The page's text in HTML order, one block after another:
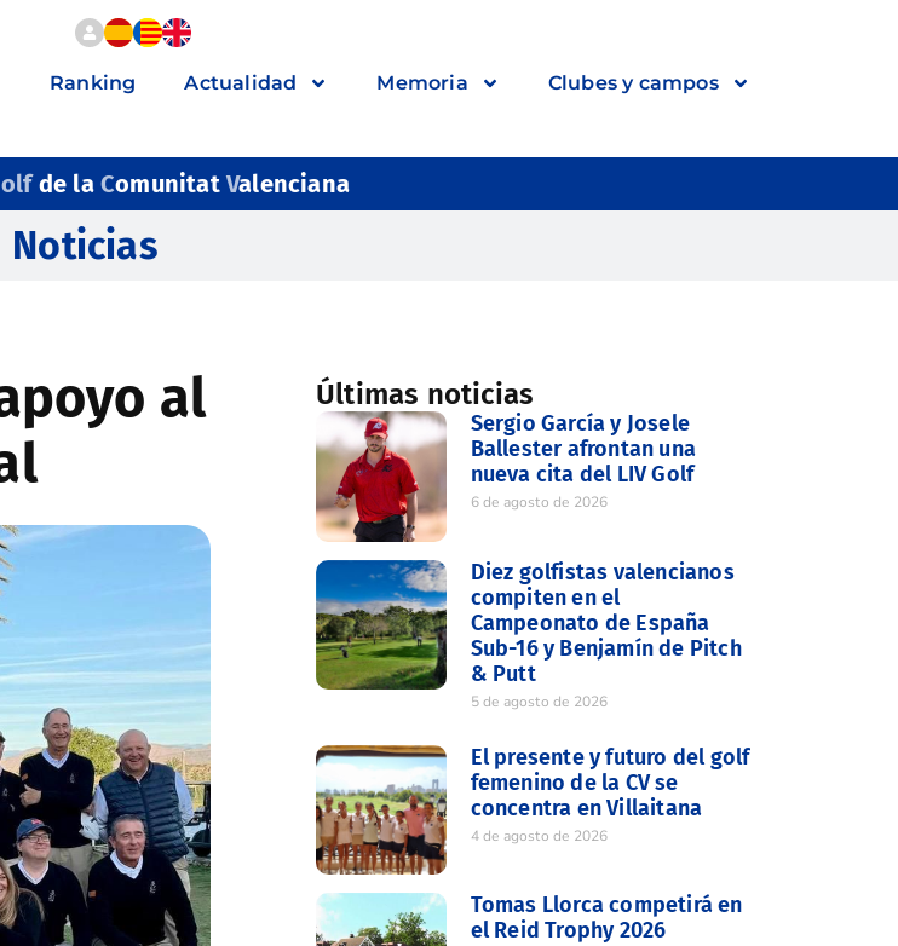
Ranking Actualidad Memoria Clubes y campos
de la ComunitatValenciana
Noticias
al
Últimas noticias
Sergio García y Josele
Ballester afrontan una
nueva cita del LIV Golf
6 de agosto de 2026
Diez golfistas valencianos
compiten en el
Campeonato de España
Sub-16 y Benjamín de Pitch
& Putt
5 de agosto de 2026
El presente y futuro del golf
femenino de la CV se
concentra en Villaitana
4 de agosto de 2026
Tomas Llorca competirá en
el Reid Trophy 2026